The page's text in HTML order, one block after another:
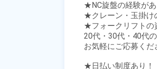
★NC旋盤の経験があ
★クレーン・玉掛け
★フォークリフトの
20代・30代・40代
お気軽にご応募くだ
★日払い制度あり！